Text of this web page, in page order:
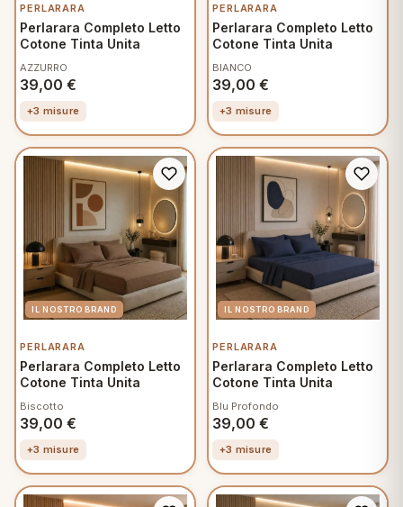
PERLARARA
Perlarara Completo Letto
Cotone Tinta Unita
AZZURRO
39,00 €
+3 misure
PERLARARA
Perlarara Completo Letto
Cotone Tinta Unita
BIANCO
39,00 €
+3 misure
PERLARARA
Perlarara Completo Letto
Cotone Tinta Unita
Biscotto
39,00 €
+3 misure
PERLARARA
Perlarara Completo Letto
Cotone Tinta Unita
Blu Profondo
39,00 €
+3 misure